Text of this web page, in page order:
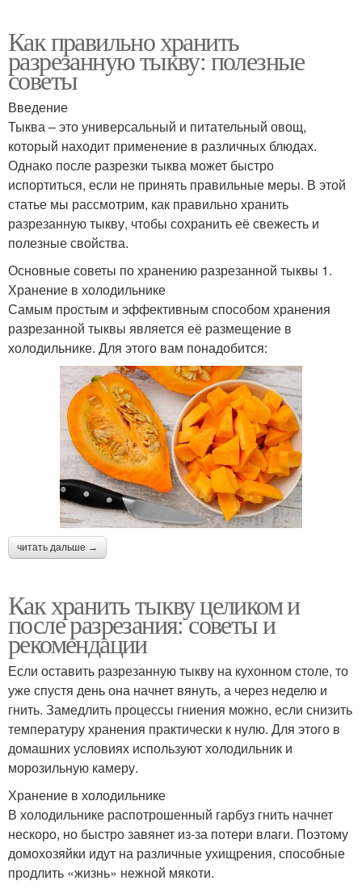
Как правильно хранить
разрезанную тыкву: полезные
советы
Введение
Тыква – это универсальный и питательный овощ,
который находит применение в различных блюдах.
Однако после разрезки тыква может быстро
испортиться, если не принять правильные меры. В этой
статье мы рассмотрим, как правильно хранить
разрезанную тыкву, чтобы сохранить её свежесть и
полезные свойства.
Основные советы по хранению разрезанной тыквы 1.
Хранение в холодильнике
Самым простым и эффективным способом хранения
разрезанной тыквы является её размещение в
холодильнике. Для этого вам понадобится:
читать дальше →
Как хранить тыкву целиком и
после разрезания: советы и
рекомендации
Если оставить разрезанную тыкву на кухонном столе, то
уже спустя день она начнет вянуть, а через неделю и
гнить. Замедлить процессы гниения можно, если снизить
температуру хранения практически к нулю. Для этого в
домашних условиях используют холодильник и
морозильную камеру.
Хранение в холодильнике
В холодильнике распотрошенный гарбуз гнить начнет
нескоро, но быстро завянет из-за потери влаги. Поэтому
домохозяйки идут на различные ухищрения, способные
продлить «жизнь» нежной мякоти.